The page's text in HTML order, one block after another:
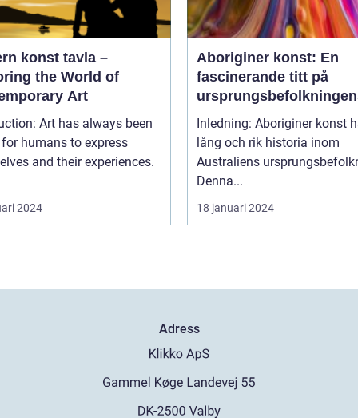
konst tavla –
the World of
Art
Art has always been
humans to express
and their experiences.
2024
Aboriginer konst: En
fascinerande titt på
unika konstform
Inledning: Aboriginer konst
lång och rik historia inom
Australiens
Denna...
18 januari 2024
Adress